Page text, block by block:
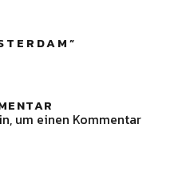
”
um einen Kommentar